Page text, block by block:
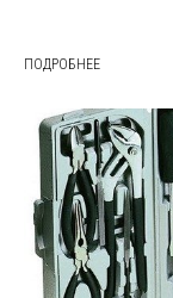
ПОДРОБНЕЕ